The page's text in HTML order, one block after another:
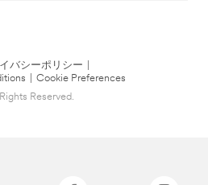
バシーポリシー
Cookie Preferences
Reserved.